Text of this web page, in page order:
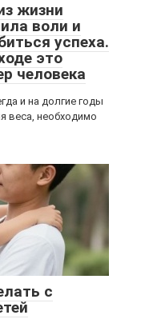
жизни
воли и
успеха.
это
человека
и на долгие годы
веса, необходимо
с